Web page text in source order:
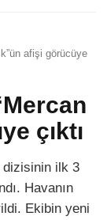
afişi görücüye
çıktı
dizisinin ilk 3
Havanın
Ekibin yeni